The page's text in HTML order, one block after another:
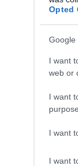
Opted
Google
I want
web or
I want
I want
I want
jocote, la
. Y la lista no
tal una
al paraíso